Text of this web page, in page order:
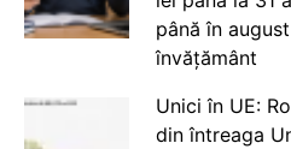
până în
învățământ
Unici în UE:
din întreaga